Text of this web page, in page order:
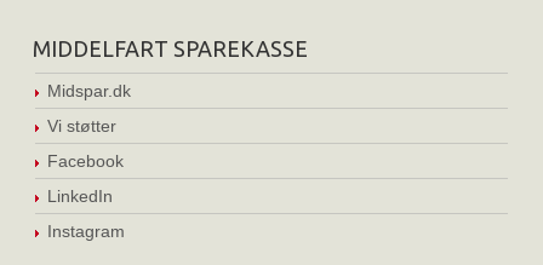
MIDDELFART SPAREKASSE
Midspar.dk
Vi støtter
Facebook
LinkedIn
Instagram